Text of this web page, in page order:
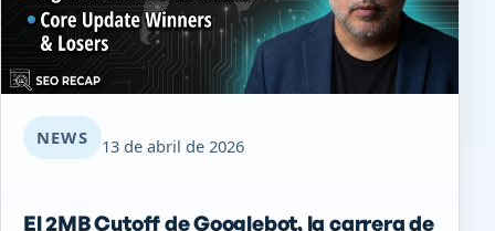
NEWS 13 de abril de 2026
El 2MB Cutoff de Googlebot, la carrera de